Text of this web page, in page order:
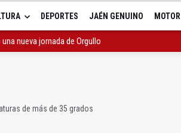
DEPORTES JAÉN GENUINO MOTOR
nueva jornada de Orgullo
de más de 35 grados